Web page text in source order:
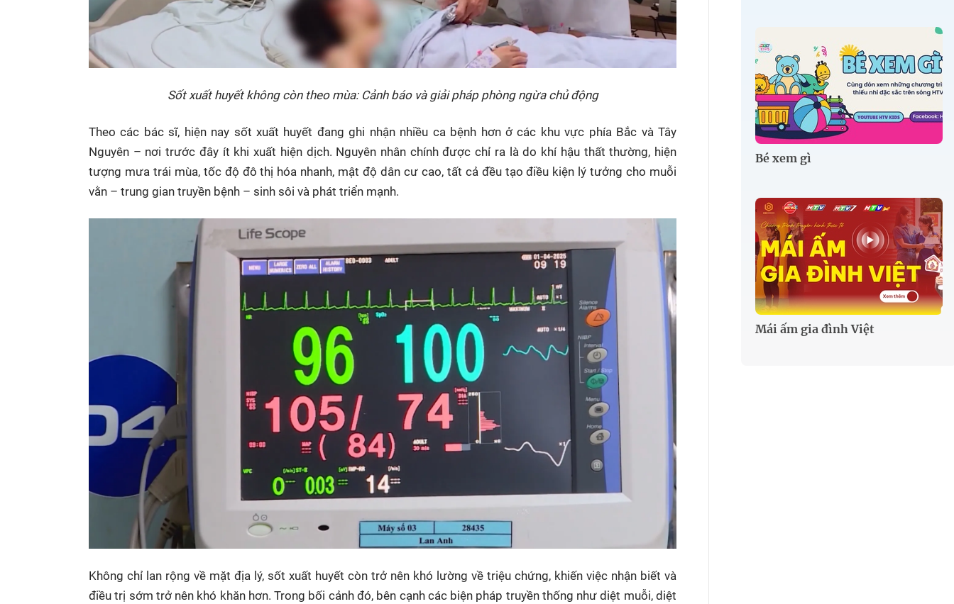
Sốt xuất huyết không còn theo mùa: Cảnh báo và giải pháp phòng ngừa chủ động
Theo các bác sĩ, hiện nay sốt xuất huyết đang ghi nhận nhiều ca bệnh hơn ở các khu vực phía Bắc và Tây
Nguyên – nơi trước đây ít khi xuất hiện dịch. Nguyên nhân chính được chỉ ra là do khí hậu thất thường, hiện
tượng mưa trái mùa, tốc độ đô thị hóa nhanh, mật độ dân cư cao, tất cả đều tạo điều kiện lý tưởng cho muỗi
vằn – trung gian truyền bệnh – sinh sôi và phát triển mạnh.
Không chỉ lan rộng về mặt địa lý, sốt xuất huyết còn trở nên khó lường về triệu chứng, khiến việc nhận biết và
điều trị sớm trở nên khó khăn hơn. Trong bối cảnh đó, bên cạnh các biện pháp truyền thống như diệt muỗi, diệt
Bé xem gì
Mái ấm gia đình Việt